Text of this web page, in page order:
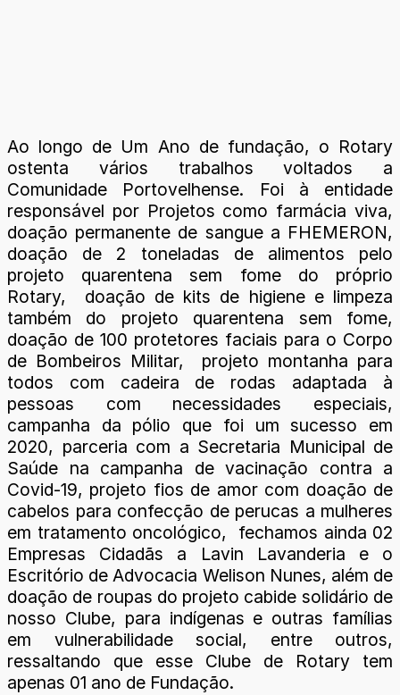
Ao longo de Um Ano de fundação, o Rotary
ostenta vários trabalhos voltados a
Comunidade Portovelhense. Foi à entidade
responsável por Projetos como farmácia viva,
doação permanente de sangue a FHEMERON,
doação de 2 toneladas de alimentos pelo
projeto quarentena sem fome do próprio
Rotary, doação de kits de higiene e limpeza
também do projeto quarentena sem fome,
doação de 100 protetores faciais para o Corpo
de Bombeiros Militar, projeto montanha para
todos com cadeira de rodas adaptada à
pessoas com necessidades especiais,
campanha da pólio que foi um sucesso em
2020, parceria com a Secretaria Municipal de
Saúde na campanha de vacinação contra a
Covid-19, projeto fios de amor com doação de
cabelos para confecção de perucas a mulheres
em tratamento oncológico, fechamos ainda 02
Empresas Cidadãs a Lavin Lavanderia e o
Escritório de Advocacia Welison Nunes, além de
doação de roupas do projeto cabide solidário de
nosso Clube, para indígenas e outras famílias
em vulnerabilidade social, entre outros,
ressaltando que esse Clube de Rotary tem
apenas 01 ano de Fundação.